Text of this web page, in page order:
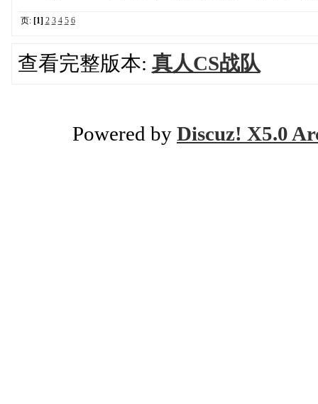
页: [1] 2 3 4 5 6
查看完整版本: 真人CS战队
Powered by Discuz! X5.0